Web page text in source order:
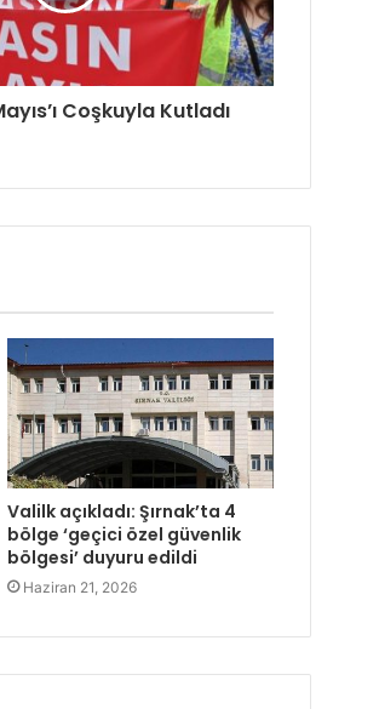
Coşkuyla Kutladı
Valilk açıkladı: Şırnak’ta 4
bölge ‘geçici özel güvenlik
bölgesi’ duyuru edildi
Haziran 21, 2026